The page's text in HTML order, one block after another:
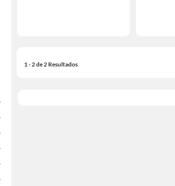
1 - 2 de 2 Resultados